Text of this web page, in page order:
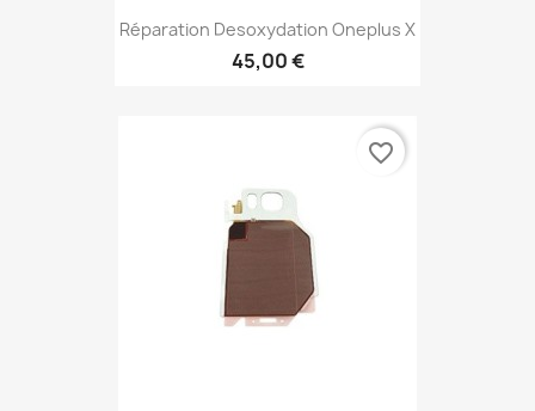
Réparation Desoxydation Oneplus X
45,00 €
favorite_border